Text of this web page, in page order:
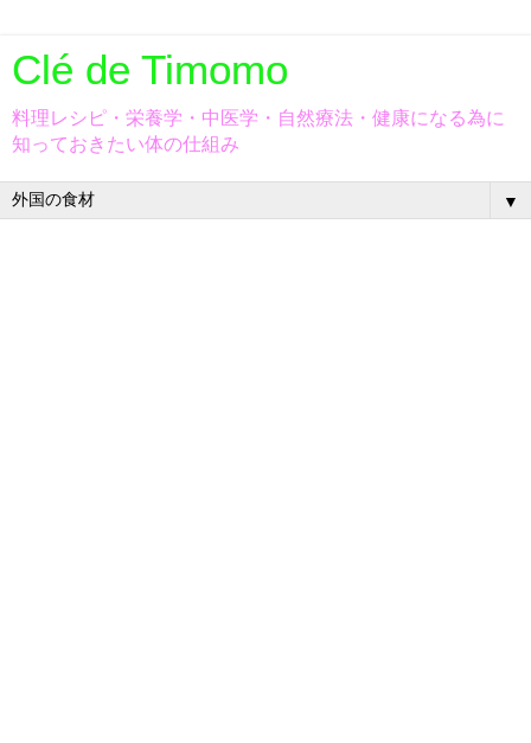
Clé de Timomo
料理レシピ・栄養学・中医学・自然療法・健康になる為に
知っておきたい体の仕組み
▼